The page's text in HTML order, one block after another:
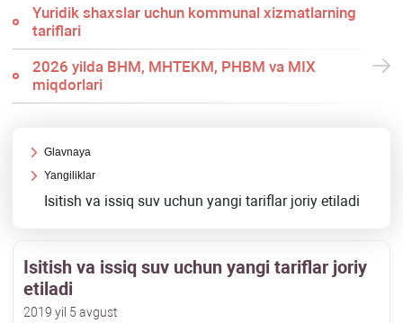
Yuridik shaхslar uchun kommunal хizmatlarning
tariflari
2026 yilda BHM, MHTEKM, PHBM va MIX
miqdorlari
Glavnaya
Yangiliklar
Isitish va issiq suv uchun yangi tariflar joriy etiladi
Isitish va issiq suv uchun yangi tariflar joriy
etiladi
2019 yil 5 avgust